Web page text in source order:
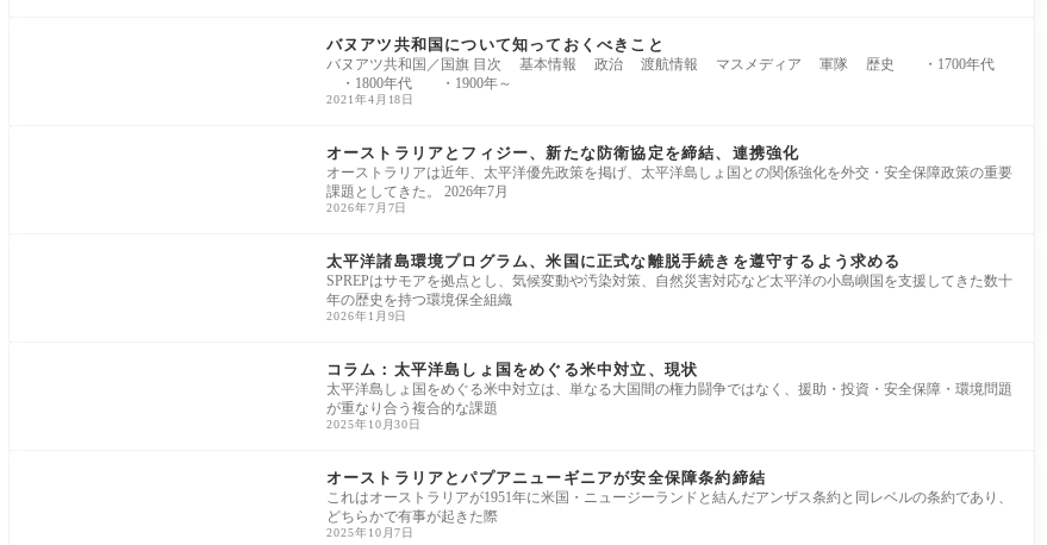
バヌアツ共和国について知っておくべきこと
バヌアツ共和国／国旗 目次 基本情報 政治 渡航情報 マスメディア 軍隊 歴史 ・1700年代
・1800年代 ・1900年～
2021年4月18日
オーストラリアとフィジー、新たな防衛協定を締結、連携強化
オーストラリアは近年、太平洋優先政策を掲げ、太平洋島しょ国との関係強化を外交・安全保障政策の重要
課題としてきた。 2026年7月
2026年7月7日
太平洋諸島環境プログラム、米国に正式な離脱手続きを遵守するよう求める
SPREPはサモアを拠点とし、気候変動や汚染対策、自然災害対応など太平洋の小島嶼国を支援してきた数十
年の歴史を持つ環境保全組織
2026年1月9日
コラム：太平洋島しょ国をめぐる米中対立、現状
太平洋島しょ国をめぐる米中対立は、単なる大国間の権力闘争ではなく、援助・投資・安全保障・環境問題
が重なり合う複合的な課題
2025年10月30日
オーストラリアとパプアニューギニアが安全保障条約締結
これはオーストラリアが1951年に米国・ニュージーランドと結んだアンザス条約と同レベルの条約であり、
どちらかで有事が起きた際
2025年10月7日